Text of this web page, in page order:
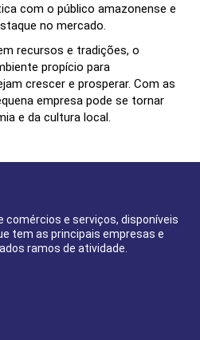
com o público amazonense e
no mercado.
recursos e tradições, o
propício para
crescer e prosperar. Com as
empresa pode se tornar
e da cultura local.
comércios e serviços, disponíveis
tem as principais empresas e
ramos de atividade.